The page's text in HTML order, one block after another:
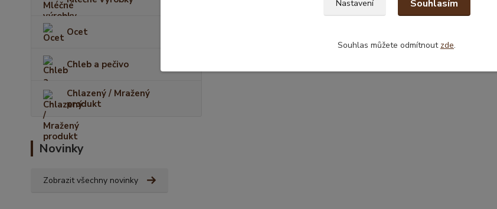
Ocet
Chleb a pečivo
Chlazený / Mražený
produkt
Novinky
Zobrazit všechny novinky
Zboží zařazeno v kategoriích
Nastavení Souhlasím
Souhlas můžete odmítnout zde.